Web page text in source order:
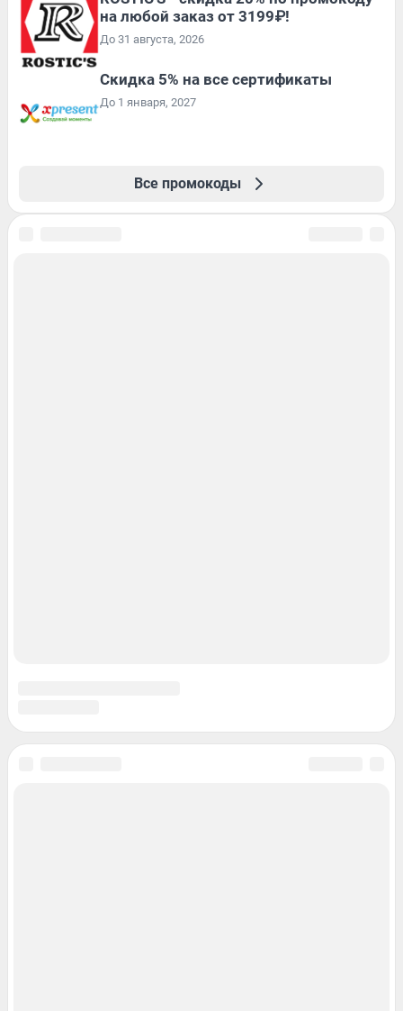
на любой заказ от 3199₽!
До 31 августа, 2026
Скидка 5% на все сертификаты
До 1 января, 2027
Все промокоды